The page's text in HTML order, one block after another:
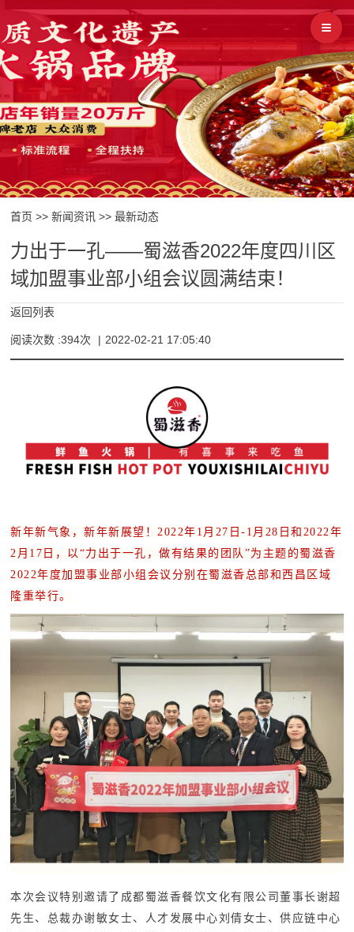
首页 >>新闻资讯 >>最新动态
力出于一孔——蜀滋香2022年度四川区
域加盟事业部小组会议圆满结束！
返回列表
阅读次数 :394次 | 2022-02-21 17:05:40
新年新气象，新年新展望！ 2022年1月27日-1月28日和2022年
2月17日，以“力出于一孔，做有结果的团队”为主题的蜀滋香
2022年度加盟事业部小组会议 分别在蜀滋香总部和西昌区域
隆重举行。
本次会议特别邀请了成都蜀滋香餐饮文化有限公司董事长谢超
先生、总裁办谢敏女士、人才发展中心刘倩女士、供应链中心